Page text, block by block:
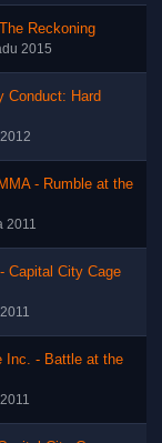
Reckoning
2015
Conduct: Hard
- Rumble at the
2011
Capital City Cage
Inc. - Battle at the